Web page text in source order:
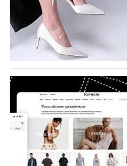
которая пройдет в
по 1 октября, уже
половину из них (494)
коллекции которых не
07.08.2026 587
BALLINA
Shoes
Компания BALLINA
Co., Ltd., основанная в
Гуанчжоу, столице моды